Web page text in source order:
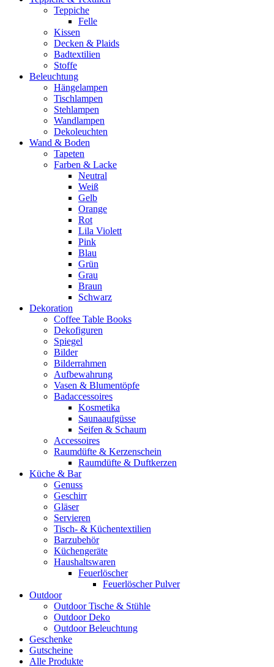
Teppiche
Felle
Kissen
Decken & Plaids
Badtextilien
Stoffe
Beleuchtung
Hängelampen
Tischlampen
Stehlampen
Wandlampen
Dekoleuchten
Wand & Boden
Tapeten
Farben & Lacke
Neutral
Weiß
Gelb
Orange
Rot
Lila Violett
Pink
Blau
Grün
Grau
Braun
Schwarz
Dekoration
Coffee Table Books
Dekofiguren
Spiegel
Bilder
Bilderrahmen
Aufbewahrung
Vasen & Blumentöpfe
Badaccessoires
Kosmetika
Saunaaufgüsse
Seifen & Schaum
Accessoires
Raumdüfte & Kerzenschein
Raumdüfte & Duftkerzen
Küche & Bar
Genuss
Geschirr
Gläser
Servieren
Tisch- & Küchentextilien
Barzubehör
Küchengeräte
Haushaltswaren
Feuerlöscher
Feuerlöscher Pulver
Outdoor
Outdoor Tische & Stühle
Outdoor Deko
Outdoor Beleuchtung
Geschenke
Gutscheine
Alle Produkte